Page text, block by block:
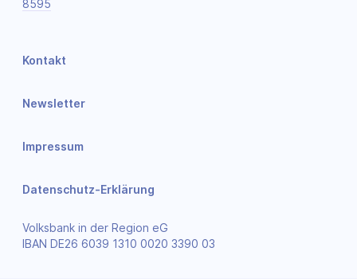
8595
Volksbank in der Region eG
IBAN DE26 6039 1310 0020 3390 03
Kontakt
Newsletter
Impressum
Datenschutz-Erklärung